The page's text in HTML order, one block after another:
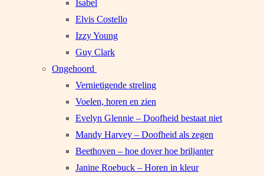
Isabel
Elvis Costello
Izzy Young
Guy Clark
Ongehoord
Vernietigende streling
Voelen, horen en zien
Evelyn Glennie – Doofheid bestaat niet
Mandy Harvey – Doofheid als zegen
Beethoven – hoe dover hoe briljanter
Janine Roebuck – Horen in kleur